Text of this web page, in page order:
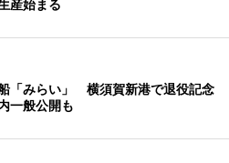
産始まる
「みらい」 横須賀新港で退役記念
一般公開も